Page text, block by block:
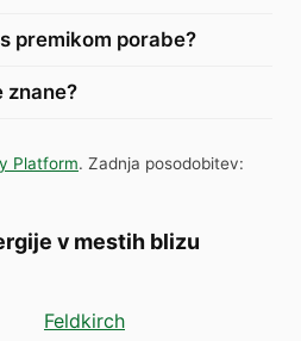
premikom porabe?
znane?
Platform. Zadnja posodobitev:
v mestih blizu
Feldkirch